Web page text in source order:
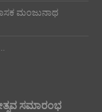
ಮಂಜುನಾಥ
ಸಮಾರಂಭ